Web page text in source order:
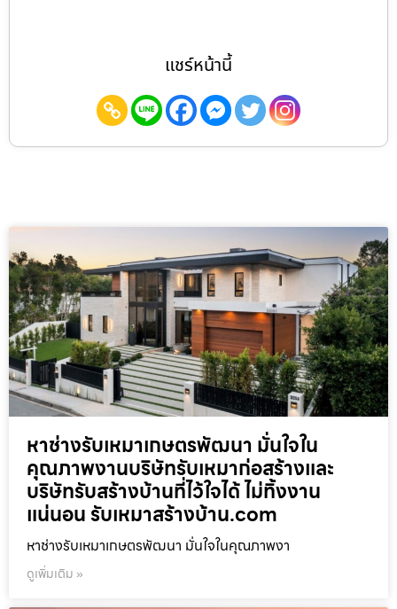
แชร์หน้านี้
หาช่างรับเหมาเกษตรพัฒนา มั่นใจใน
คุณภาพงานบริษัทรับเหมาก่อสร้างและ
บริษัทรับสร้างบ้านที่ไว้ใจได้ ไม่ทิ้งงาน
แน่นอน รับเหมาสร้างบ้าน.com
หาช่างรับเหมาเกษตรพัฒนา มั่นใจในคุณภาพงา
ดูเพิ่มเติม »